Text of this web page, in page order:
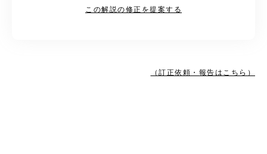
この解説の修正を提案する
（訂正依頼・報告はこちら）